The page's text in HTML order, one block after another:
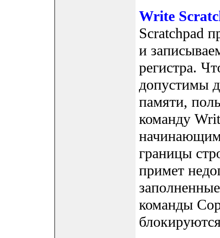
Write
Scratchpad
и
регистра.
допустимы
памяти,
команду
границы
примет
команды